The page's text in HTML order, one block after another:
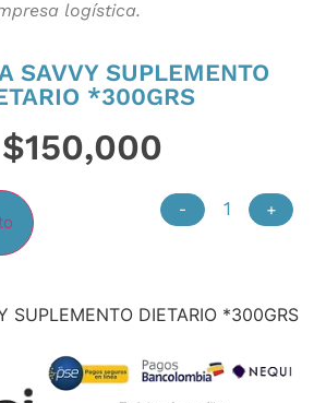
logística.
SAVVY SUPLEMENTO
*300GRS
$150,000
- +
SUPLEMENTO DIETARIO *300GRS